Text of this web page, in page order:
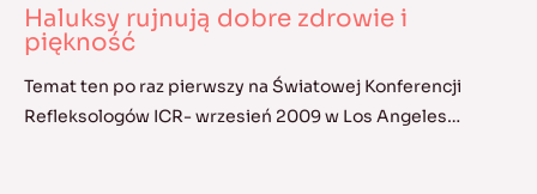
Haluksy rujnują dobre zdrowie i
piękność
Temat ten po raz pierwszy na Światowej Konferencji
Refleksologów ICR- wrzesień 2009 w Los Angeles…